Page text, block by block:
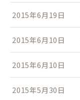
2015年6月19日
2015年6月10日
2015年6月10日
2015年5月30日